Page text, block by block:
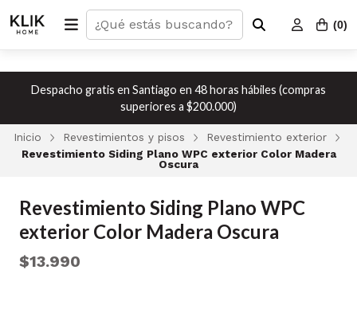
(0)
Despacho gratis en Santiago en 48 horas hábiles (compras
superiores a $200.000)
Inicio Revestimientos y pisos
Revestimiento exterior
Revestimiento Siding Plano WPC exterior Color Madera
Oscura
Revestimiento Siding Plano WPC
exterior Color Madera Oscura
$13.990